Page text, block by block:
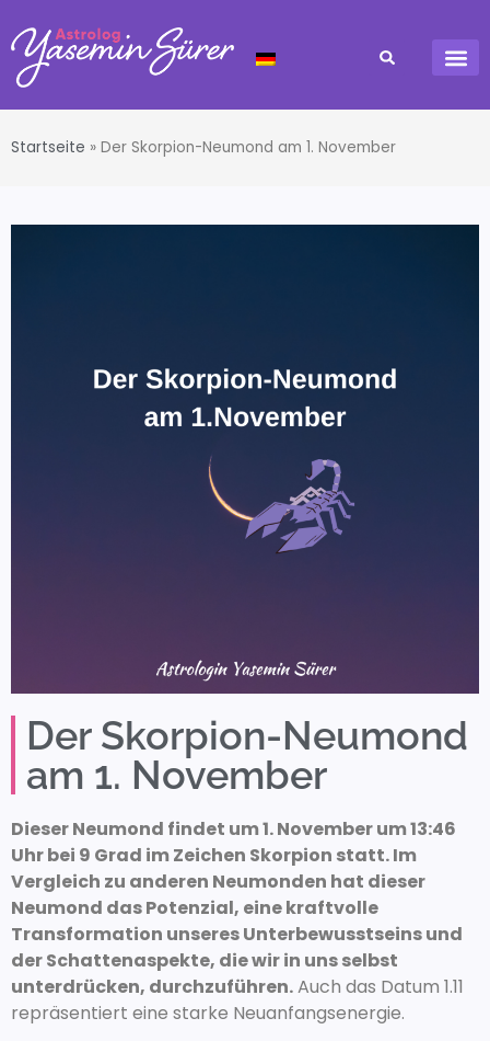
Startseite » Der Skorpion-Neumond am 1. November
Der Skorpion-Neumond
am 1. November
Dieser Neumond findet um 1. November um 13:46
Uhr bei 9 Grad im Zeichen Skorpion statt. Im
Vergleich zu anderen Neumonden hat dieser
Neumond das Potenzial, eine kraftvolle
Transformation unseres Unterbewusstseins und
der Schattenaspekte, die wir in uns selbst
unterdrücken, durchzuführen.Auch das Datum 1.11
repräsentiert eine starke Neuanfangsenergie.